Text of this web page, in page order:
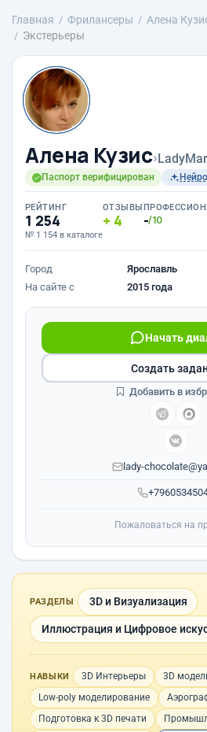
Главная Фрилансеры Алена
Экстерьеры
Алена Кузис›
Паспорт верифицирован
РЕЙТИНГ
1 254
№ 1 154 в каталоге
ОТЗЫВЫ
4 -/10
Город
Ярославль
На сайте с
2015 года
Начать
lady-
Создать
Добавить в
Пожаловаться на
РАЗДЕЛЫ 3D и Визуализация
Иллюстрация и Цифровое
НАВЫКИ 3D Интерьеры
3D
Low-poly моделирование
Подготовка к 3D печати